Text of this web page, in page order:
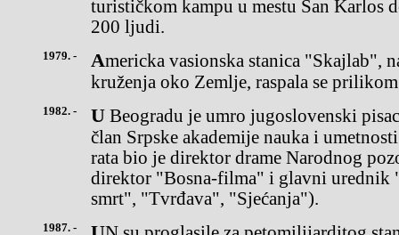
turističkom kampu u mestu San Karlos
200 ljudi.
1979. - Americka vasionska stanica "Skajlab", nakon šestogodišnjeg
kruženja oko Zemlje, raspala se
1982. - U Beogradu je umro jugoslovenski pisac Mehmed-Meša Selimović,
član Srpske akademije nauka i
rata bio je direktor drame Narodnog
direktor "Bosna-filma" i glavni
smrt", "Tvrđava", "Sjećanja").
1987. -